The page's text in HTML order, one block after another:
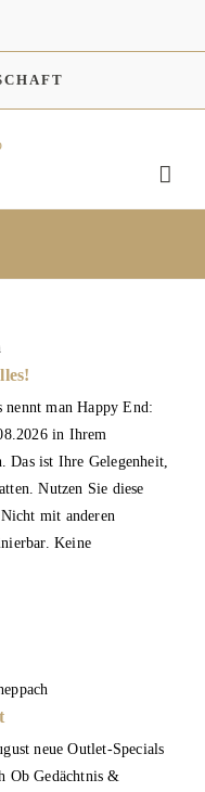
nennt man Happy End:
in Ihrem
Das ist Ihre Gelegenheit,
Nutzen Sie diese
mit anderen
Keine
neue Outlet-Specials
Ob Gedächtnis &